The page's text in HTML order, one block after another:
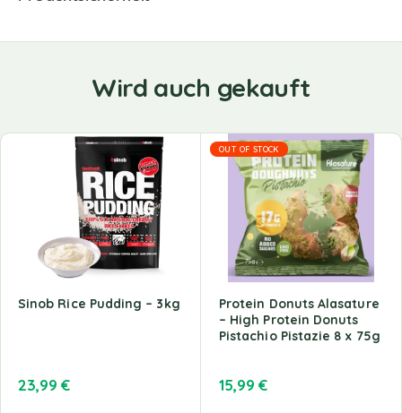
Wird auch gekauft
Sinob Rice Pudding – 3kg
23,99 €
OUT OF STOCK
Protein Donuts Alasature
– High Protein Donuts
Pistachio Pistazie 8 x 75g
15,99 €